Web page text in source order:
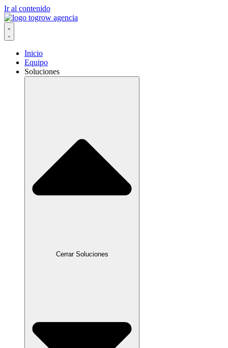
Ir al contenido
Inicio
Equipo
Soluciones
Cerrar Soluciones